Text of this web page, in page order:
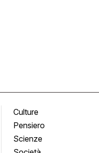
Culture
Pensiero
Scienze